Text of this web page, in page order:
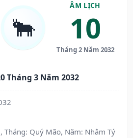
🐂
ÂM LỊCH
10
Tháng 2 Năm 2032
Tháng 3 Năm 2032
Tháng: Quý Mão, Năm: Nhâm Tý